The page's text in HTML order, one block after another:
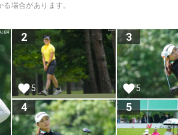
場合があります。
2
5
3
5
4 5